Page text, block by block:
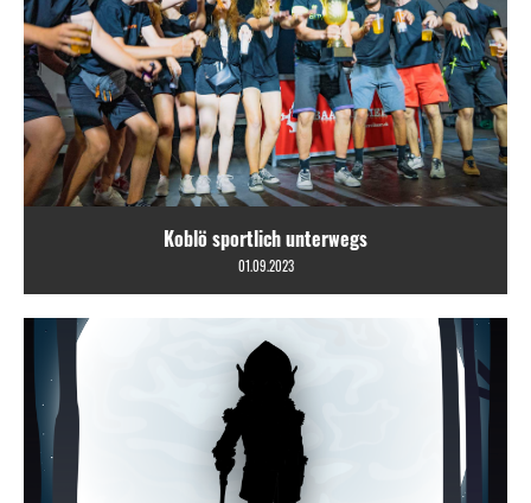
Koblö sportlich unterwegs
01.09.2023